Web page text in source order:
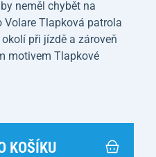
neměl chybět na
Volare Tlapková patrola
při jízdě a zároveň
motivem Tlapkové
KOŠÍKU